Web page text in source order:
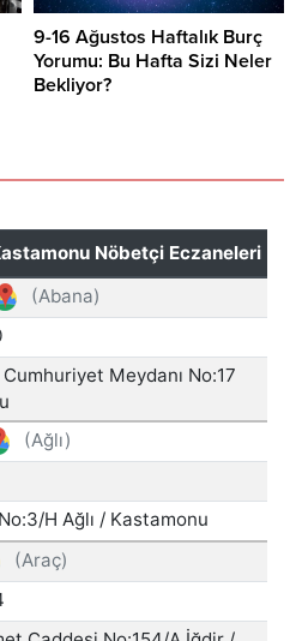
9-16 Ağustos Haftalık Burç
Yorumu: Bu Hafta Sizi Neler
Bekliyor?